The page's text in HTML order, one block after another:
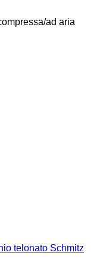
ad aria
telonato Schmitz